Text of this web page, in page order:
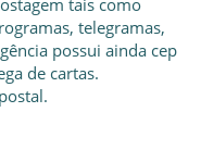
tais como
telegramas,
possui ainda cep
de cartas.